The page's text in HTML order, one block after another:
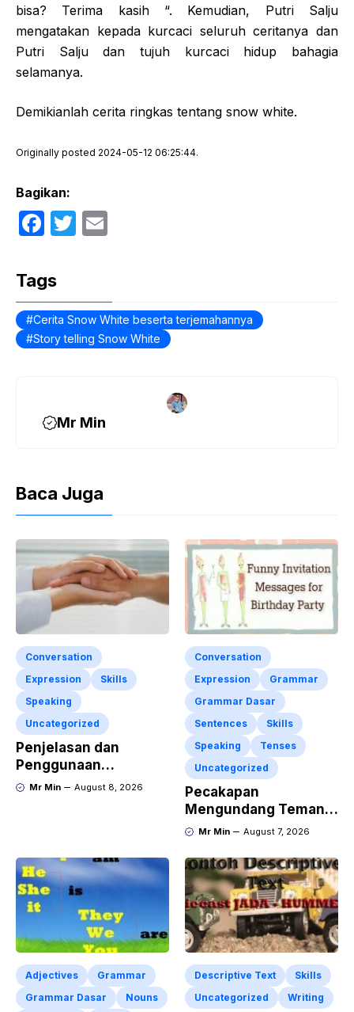
bisa? Terima kasih “. Kemudian, Putri Salju
mengatakan kepada kurcaci seluruh ceritanya dan
Putri Salju dan tujuh kurcaci hidup bahagia
selamanya.
Demikianlah cerita ringkas tentang snow white.
Originally posted 2024-05-12 06:25:44.
Bagikan:
F
c
e
b
o
T
er
Tags
Cerita Snow White beserta terjemahannya
Story telling Snow White
Mr Min
Baca Juga
Conversation
Expression
Skills
Speaking
Uncategorized
Penjelasan dan
Penggunaan
“Expressing
Mr Min August 8, 2026
Conversation
Expression
Grammar
Grammar Dasar
Sentences
Skills
Speaking
Tenses
Uncategorized
Pecakapan
Mengundang Teman
ke Acara Pesta Ulang
Invitation” Dalam
Bahasa Inggris
Mr Min August 7, 2026
Adjectives
Grammar
Grammar Dasar
Nouns
Descriptive Text
Skills
Uncategorized
Writing